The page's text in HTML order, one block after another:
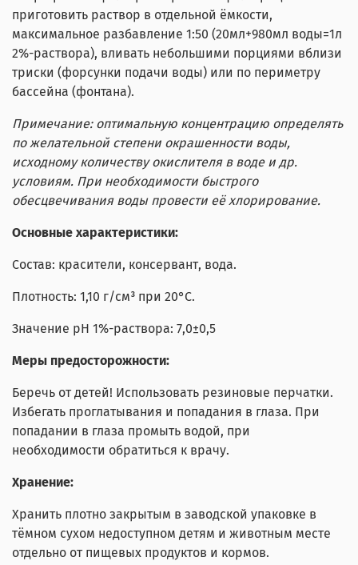
приготовить раствор в отдельной ёмкости,
максимальное разбавление 1:50 (20мл+980мл воды=1л
2%-раствора), вливать небольшими порциями вблизи
триски (форсунки подачи воды) или по периметру
бассейна (фонтана).
Примечание: оптимальную концентрацию определять
по желательной степени окрашенности воды,
исходному количеству окислителя в воде и др.
условиям. При необходимости быстрого
обесцвечивания воды провести её хлорирование.
Основные характеристики:
Состав: красители, консервант, вода.
Плотность: 1,10 г/см³ при 20°С.
Значение pH 1%-раствора: 7,0±0,5
Меры предосторожности:
Беречь от детей! Использовать резиновые перчатки.
Избегать проглатывания и попадания в глаза. При
попадании в глаза промыть водой, при
необходимости обратиться к врачу.
Хранение:
Хранить плотно закрытым в заводской упаковке в
тёмном сухом недоступном детям и животным месте
отдельно от пищевых продуктов и кормов.